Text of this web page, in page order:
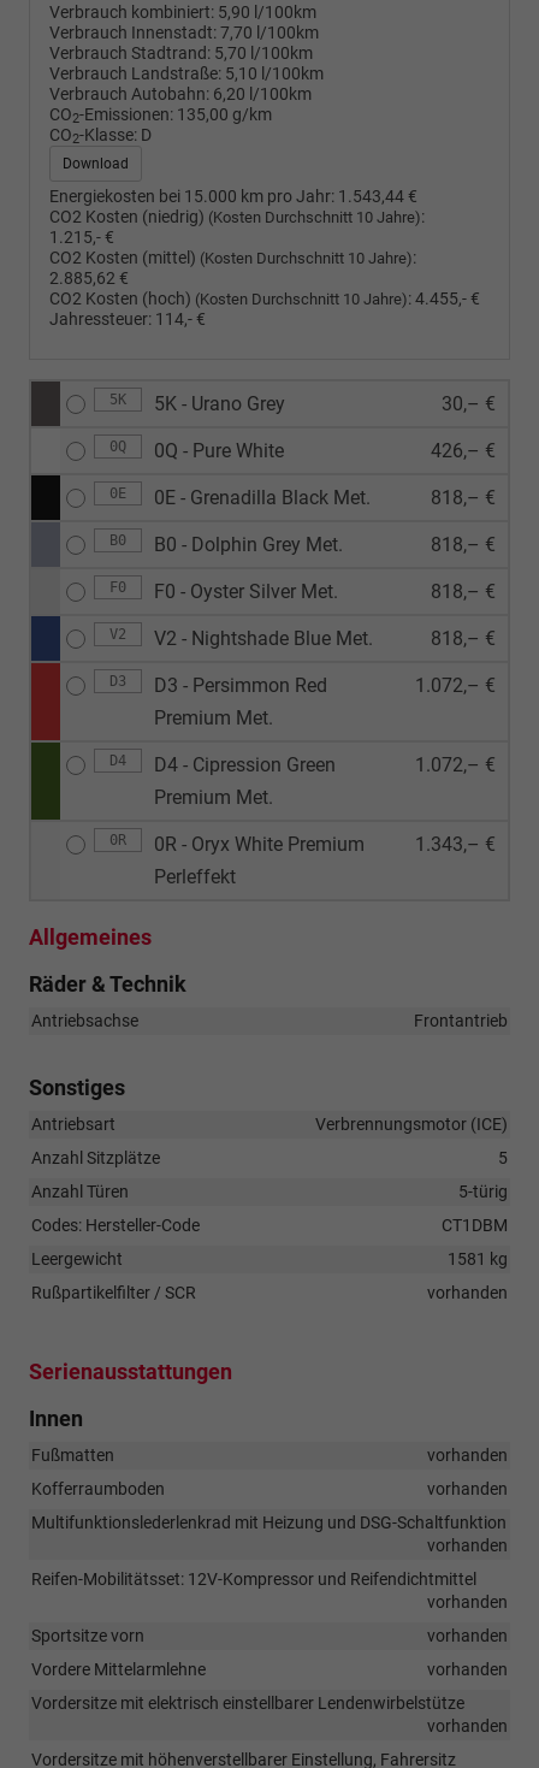
Verbrauch kombiniert: 5,90 l/100km
Verbrauch Innenstadt:7,70 l/100km
Verbrauch Stadtrand: 5,70 l/100km
Verbrauch Landstraße: 5,10 l/100km
Verbrauch Autobahn: 6,20 l/100km
CO2-Emissionen: 135,00 g/km
CO2-Klasse: D
Download
Energiekosten bei 15.000 km pro Jahr: 1.543,44 €
CO2 Kosten (niedrig) (Kosten Durchschnitt 10 Jahre):
1.215,- €
CO2 Kosten (mittel) (Kosten Durchschnitt 10 Jahre):
2.885,62 €
CO2 Kosten (hoch) (Kosten Durchschnitt 10 Jahre):4.455,- €
Jahressteuer: 114,- €
5K 5K - Urano Grey 30,– €
0Q 0Q - Pure White 426,– €
0E 0E - Grenadilla Black Met. 818,– €
B0 B0 - Dolphin Grey Met. 818,– €
F0 F0 - Oyster Silver Met. 818,– €
V2 V2 - Nightshade Blue Met. 818,– €
D3
D3 - Persimmon Red
Premium Met.
1.072,– €
D4
D4 - Cipression Green
Premium Met.
1.072,– €
0R
0R - Oryx White Premium
Perleffekt
1.343,– €
Allgemeines
Räder & Technik
Antriebsachse Frontantrieb
Sonstiges
Antriebsart
Verbrennungsmotor (ICE)
Anzahl Sitzplätze
5
Anzahl Türen
5-türig
Codes: Hersteller-Code
CT1DBM
Leergewicht
1581 kg
Rußpartikelfilter / SCR
vorhanden
Serienausstattungen
Innen
Fußmatten
vorhanden
Kofferraumboden
vorhanden
Multifunktionslederlenkrad mit Heizung und DSG-Schaltfunktion
vorhanden
Reifen-Mobilitätsset: 12V-Kompressor und Reifendichtmittel
vorhanden
Sportsitze vorn
vorhanden
Vordere Mittelarmlehne
vorhanden
Vordersitze mit elektrisch einstellbarer Lendenwirbelstütze
vorhanden
Vordersitze mit höhenverstellbarer Einstellung, Fahrersitz